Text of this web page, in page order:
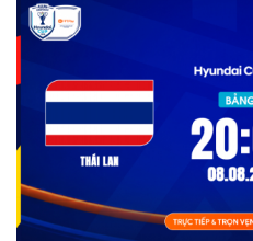
Du lịch
Săn Tour
check-in